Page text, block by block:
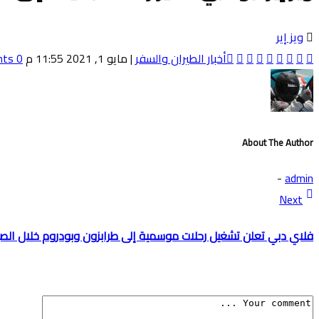
ويز إير
أخبار الطيران والسفر |مايو 1, 2021 11:55 م 0 Comments
About The Author
admin
-
Next
فلاي دبي تعلن تشغيل رحلات موسمية إلى طرابزون وبودروم خلال